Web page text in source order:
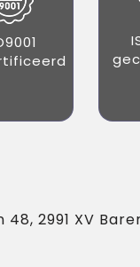
2991 XV